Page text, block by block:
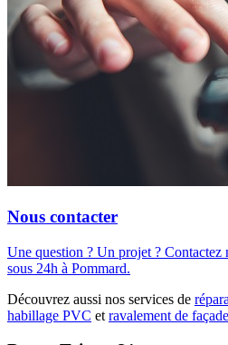
Nous contacter
Une question ? Un projet ?
sous 24h à Pommard.
Découvrez aussi nos services de
habillage PVC et ravalement de façade